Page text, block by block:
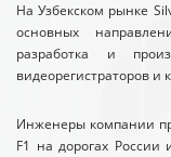
На Узбекском рынке
основных
разработка и
видеорегистраторов и
Инженеры компании
F1 на дорогах